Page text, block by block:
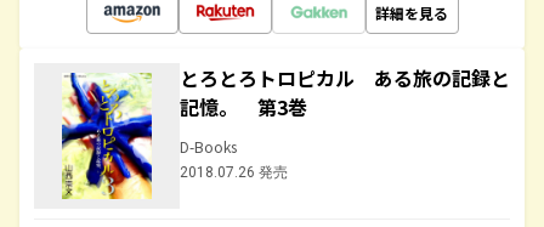
詳細を見る
とろとろトロピカル ある旅の記録と
記憶。 第3巻
D-Books
2018.07.26 発売